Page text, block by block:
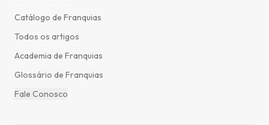
Catálogo de Franquias
Todos os artigos
Academia de Franquias
Glossário de Franquias
Fale Conosco